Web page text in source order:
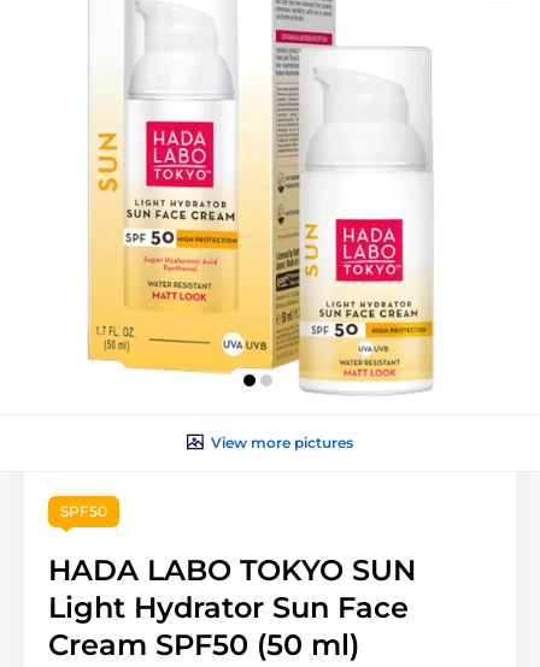
View more pictures
SPF50
HADA LABO TOKYO SUN
Light Hydrator Sun Face
Cream SPF50 (50 ml)